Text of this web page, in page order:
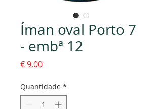
Íman oval Porto 7
- embª 12
€ 9,00Preço
Quantidade *